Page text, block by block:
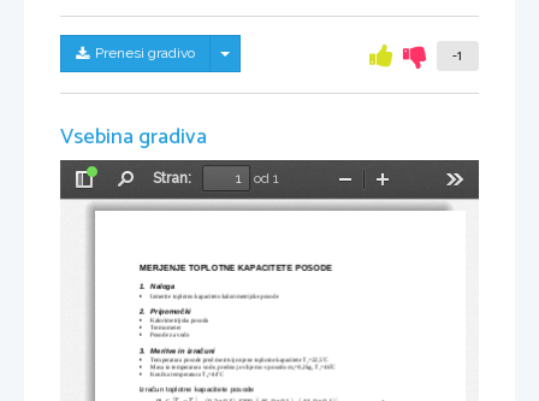
Prenesi gradivo Skrij/prikaži meni -1
Vsebina gradiva
Preklopi
stransko
Stran:
od 1
Pomanjšaj
MERJENJE TOPLOTNE KAPACITETE POSODE
1. Naloga
 Izmerite toplotno kapaciteto kalorimetrijske posode
2. Pripomočki

Kalorimetrijska posoda

Termometer

Posode za vodo
3. Meritve in izračuni
 Temperatura posode pred meritvijo njene toplotne kapacitete T s=22,5C

Masa in temperatura vode, predno jo vlijemo v posodo mv=0,2kg, T v=46C

Končna temperatura T k=44C
Izračun toplotne kapacitete posode